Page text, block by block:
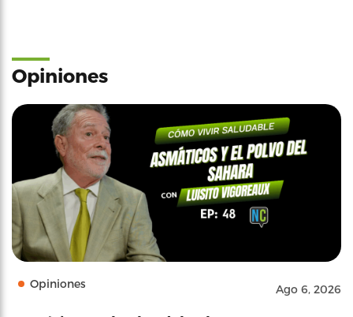
Opiniones
Opiniones Ago 6, 2026